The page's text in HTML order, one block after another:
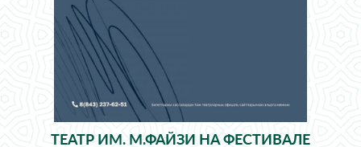
ТЕАТР ИМ. М.ФАЙЗИ НА ФЕСТИВАЛЕ